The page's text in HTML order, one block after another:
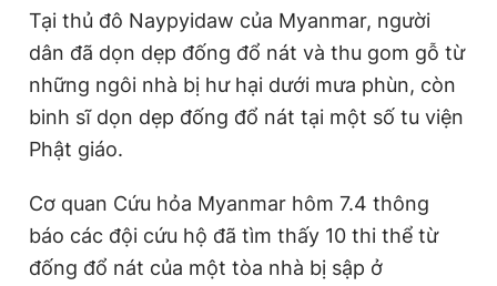
Tại thủ đô Naypyidaw của Myanmar, người
dân đã dọn dẹp đống đổ nát và thu gom gỗ từ
những ngôi nhà bị hư hại dưới mưa phùn, còn
binh sĩ dọn dẹp đống đổ nát tại một số tu viện
Phật giáo.
Cơ quan Cứu hỏa Myanmar hôm 7.4 thông
báo các đội cứu hộ đã tìm thấy 10 thi thể từ
đống đổ nát của một tòa nhà bị sập ở